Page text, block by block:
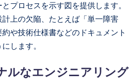
プロセスを示す図を提供します。
計上の欠陥、たとえば「単一障害
や技術仕様書などのドキュメント
します。
ルなエンジニアリング